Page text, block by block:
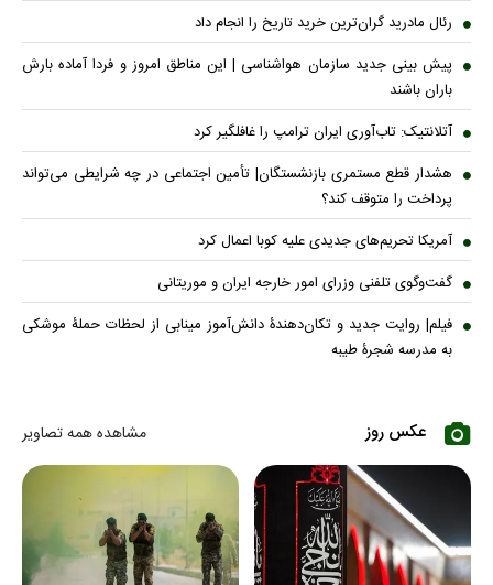
رئال مادرید گران‌ترین خرید تاریخ را انجام داد
پیش بینی جدید سازمان هواشناسی | این مناطق امروز و فردا آماده بارش
باران باشند
آتلانتیک: تاب‌آوری ایران ترامپ را غافلگیر کرد
هشدار قطع مستمری بازنشستگان| تأمین اجتماعی در چه شرایطی می‌تواند
پرداخت را متوقف کند؟
آمریکا تحریم‌های جدیدی علیه کوبا اعمال کرد
گفت‌وگوی تلفنی وزرای امور خارجه ایران و موریتانی
فیلم| روایت جدید و تکان‌دهندۀ دانش‌آموز مینابی از لحظات حملۀ موشکی
به مدرسه شجرۀ طیبه
عکس روز مشاهده همه تصاویر